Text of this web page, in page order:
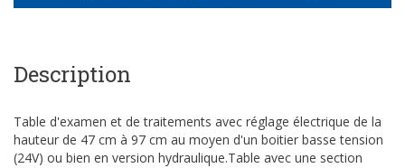
Description
Table d'examen et de traitements avec réglage électrique de la
hauteur de 47 cm à 97 cm au moyen d'un boitier basse tension
(24V) ou bien en version hydraulique.Table avec une section